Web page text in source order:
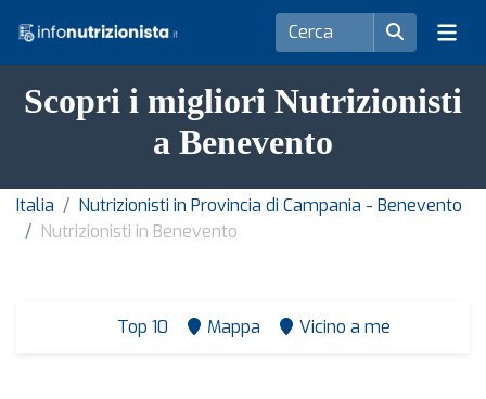
Scopri i migliori Nutrizionisti
a Benevento
Italia
Nutrizionisti in Provincia di Campania - Benevento
Nutrizionisti in Benevento
Top 10 Mappa Vicino a me